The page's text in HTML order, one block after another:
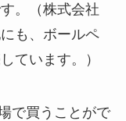
。（株式会社
も、ボールペ
ています。）
で買うことがで